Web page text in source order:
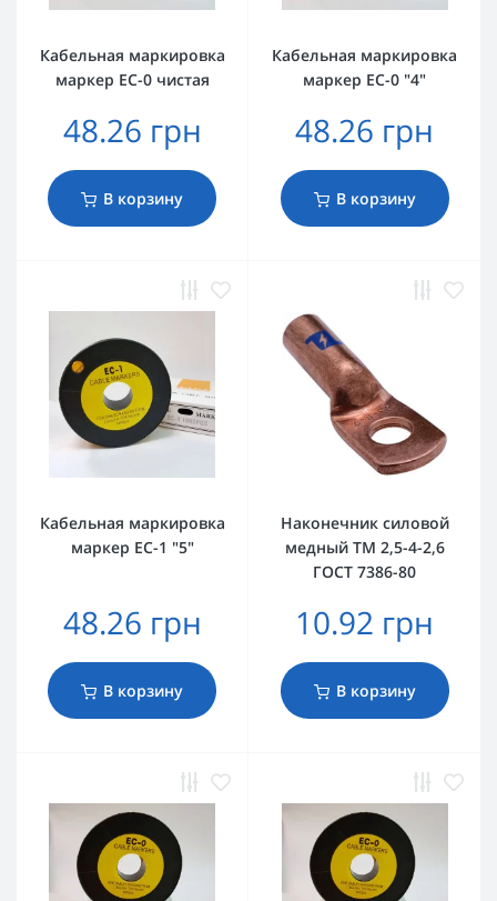
Кабельная маркировка
маркер EC-0 чистая
48.26 грн
В корзину
Кабельная маркировка
маркер EC-0 "4"
48.26 грн
В корзину
Кабельная маркировка
маркер EC-1 "5"
48.26 грн
В корзину
Наконечник силовой
медный ТМ 2,5-4-2,6
ГОСТ 7386-80
10.92 грн
В корзину